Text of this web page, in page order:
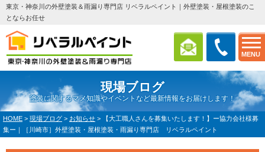
MENU
東京・神奈川の外壁塗装＆雨漏り専門店 リベラルペイント｜外壁塗装・屋根塗装のこ
とならお任せ
現場ブログ
塗装に関するマメ知識やイベントなど最新情報をお届けします！
HOME > 現場ブログ > お知らせ >
【大工職人さんを募集いたします！】ー協力会社様募
集ー｜［川崎市］外壁塗装・屋根塗装・雨漏り専門店 リベラルペイント